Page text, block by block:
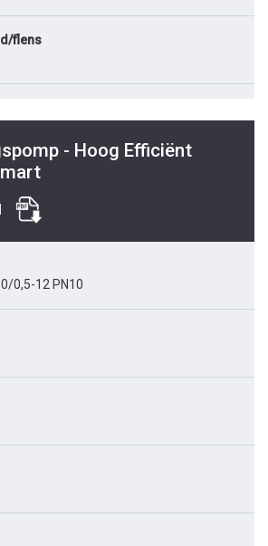
flens
- Hoog Efficiënt
0,5-12 PN10